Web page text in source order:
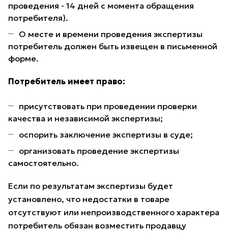
проведения - 14 дней с момента обращения
потребителя).
О месте и времени проведения экспертизы
потребитель должен быть извещен в письменной
форме.
Потребитель имеет право:
присутствовать при проведении проверки
качества и независимой экспертизы;
оспорить заключение экспертизы в суде;
организовать проведение экспертизы
самостоятельно.
Если по результатам экспертизы будет
установлено, что недостатки в товаре
отсутствуют или непроизводственного характера
потребитель обязан возместить продавцу